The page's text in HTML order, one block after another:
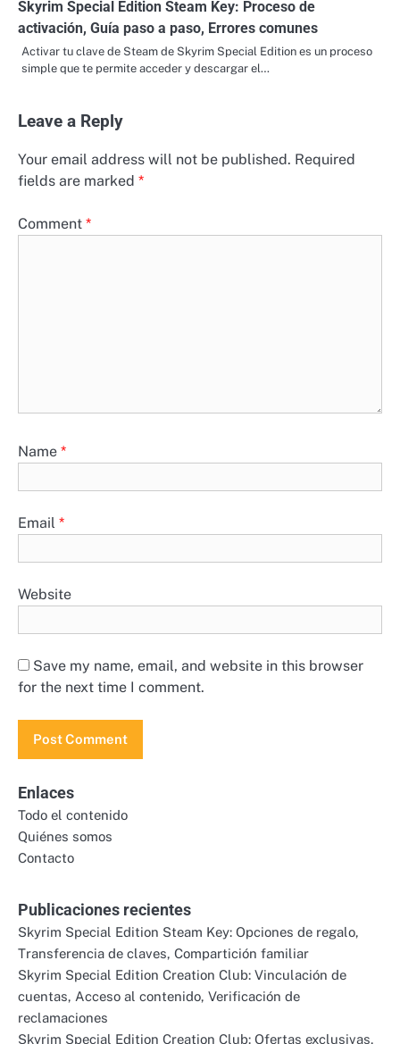
Skyrim Special Edition Steam Key: Proceso de
activación, Guía paso a paso, Errores comunes
Activar tu clave de Steam de Skyrim Special Edition es un proceso
simple que te permite acceder y descargar el…
Leave a Reply
Your email address will not be published. Required
fields are marked *
Comment *
Name *
Email *
Website
Save my name, email, and website in this browser
for the next time I comment.
Enlaces
Todo el contenido
Quiénes somos
Contacto
Publicaciones recientes
Skyrim Special Edition Steam Key: Opciones de regalo,
Transferencia de claves, Compartición familiar
Skyrim Special Edition Creation Club: Vinculación de
cuentas, Acceso al contenido, Verificación de
reclamaciones
Skyrim Special Edition Creation Club: Ofertas exclusivas,